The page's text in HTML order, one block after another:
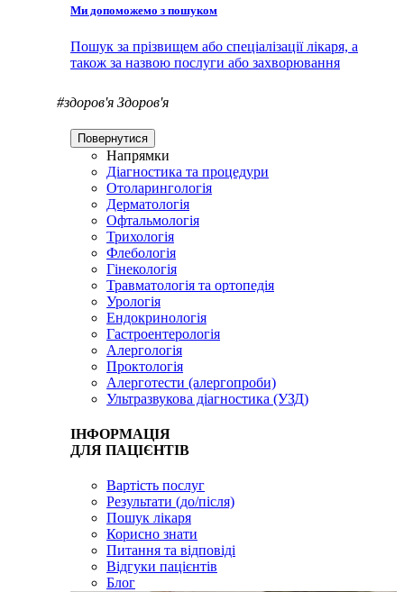
Ми допоможемо з пошуком
Пошук за прізвищем або спеціалізації лікаря, а
також за назвою послуги або захворювання
#здоров'я Здоров'я
Повернутися
Напрямки
Діагностика та процедури
Отоларингологія
Дерматологія
Офтальмологія
Трихологія
Флебологія
Гінекологія
Травматологія та ортопедія
Урологія
Ендокринологія
Гастроентерологія
Алергологія
Проктологія
Алерготести (алергопроби)
Ультразвукова діагностика (УЗД)
ІНФОРМАЦІЯ
ДЛЯ ПАЦІЄНТІВ
Вартість послуг
Результати (до/після)
Пошук лікаря
Корисно знати
Питання та відповіді
Відгуки пацієнтів
Блог